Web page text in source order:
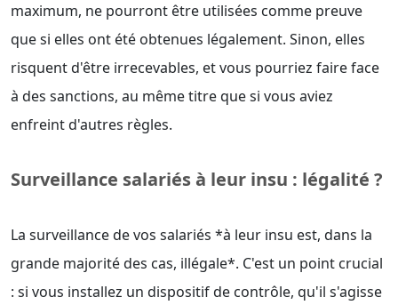
maximum, ne pourront être utilisées comme preuve
que si elles ont été obtenues légalement. Sinon, elles
risquent d'être irrecevables, et vous pourriez faire face
à des sanctions, au même titre que si vous aviez
enfreint d'autres règles.
Surveillance salariés à leur insu : légalité ?
La surveillance de vos salariés *à leur insu est, dans la
grande majorité des cas, illégale*. C'est un point crucial
: si vous installez un dispositif de contrôle, qu'il s'agisse